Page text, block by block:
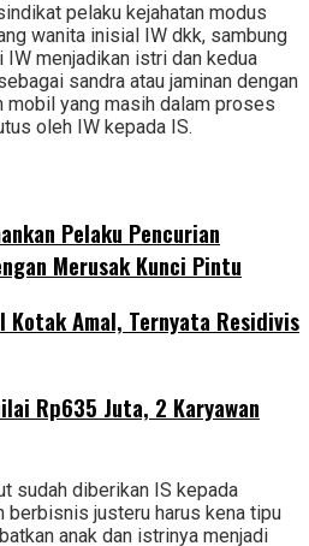
pelaku kejahatan modus
wanita inisial IW dkk, sambung
IW menjadikan istri dan kedua
sandra atau jaminan dengan
yang masih dalam proses
oleh IW kepada IS.
Pelaku Pencurian
Merusak Kunci Pintu
Kotak Amal, Ternyata Residivis
Rp635 Juta, 2 Karyawan
sudah diberikan IS kepada
berbisnis justeru harus kena tipu
anak dan istrinya menjadi